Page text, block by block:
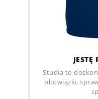
JESTĘ
Studia to
obowiązki,